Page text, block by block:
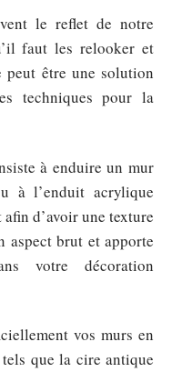
le reflet de notre
faut les relooker et
être une solution
techniques pour la
à enduire un mur
à l’enduit acrylique
d’avoir une texture
aspect brut et apporte
votre décoration
vos murs en
que la cire antique